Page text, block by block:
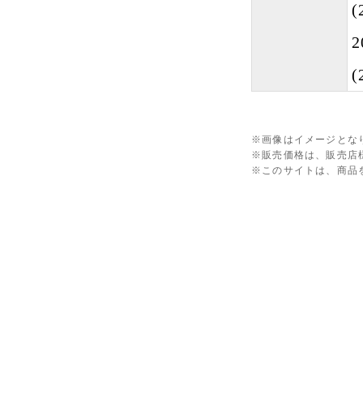
※画像はイメージとな
※販売価格は、販売店
※このサイトは、商品